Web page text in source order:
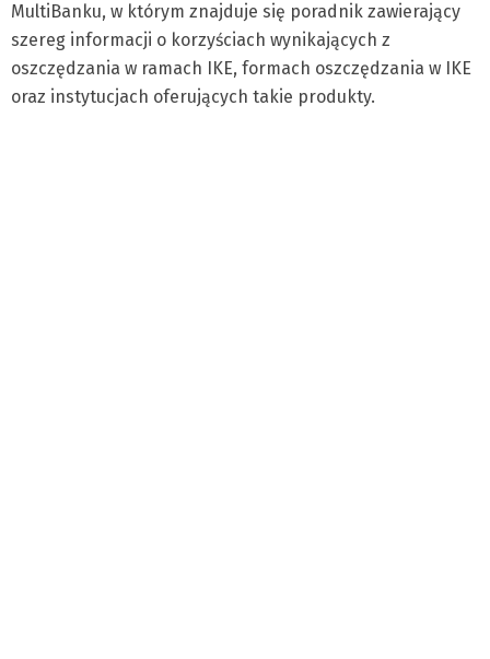
MultiBanku, w którym znajduje się poradnik zawierający
szereg informacji o korzyściach wynikających z
oszczędzania w ramach IKE, formach oszczędzania w IKE
oraz instytucjach oferujących takie produkty.